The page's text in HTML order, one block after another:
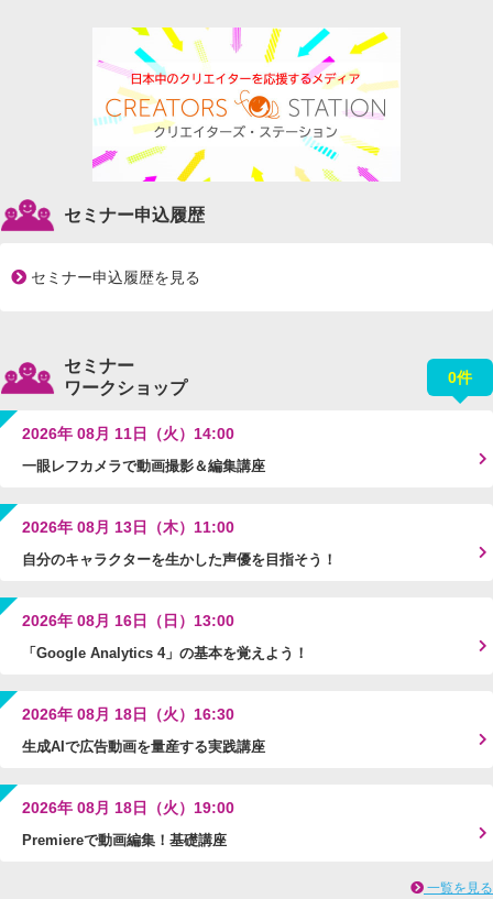
セミナー申込履歴
セミナー申込履歴を見る
セミナー
ワークショップ
0件
2026年 08月 11日（火）14:00
一眼レフカメラで動画撮影＆編集講座
2026年 08月 13日（木）11:00
自分のキャラクターを生かした声優を目指そう！
2026年 08月 16日（日）13:00
「Google Analytics 4」の基本を覚えよう！
2026年 08月 18日（火）16:30
生成AIで広告動画を量産する実践講座
2026年 08月 18日（火）19:00
Premiereで動画編集！基礎講座
一覧を見る